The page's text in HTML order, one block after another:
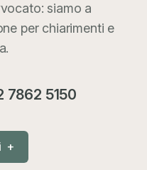
siamo a
per chiarimenti e
7862 5150
+